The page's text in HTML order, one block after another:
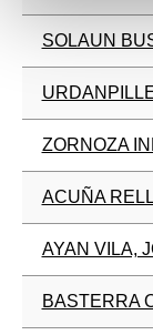
SOLAUN
ZORNOZA
ACUÑA
AYAN VILA,
BASTERRA